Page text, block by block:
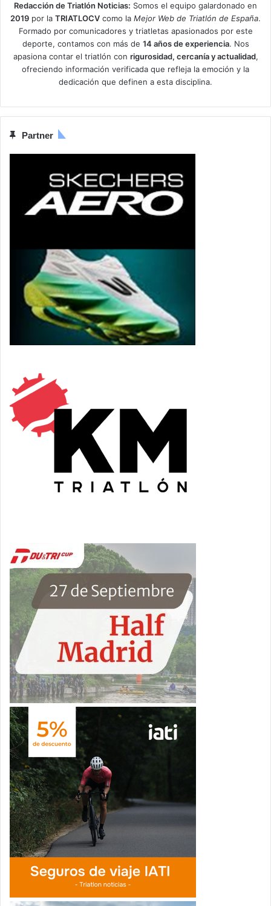
Redacción de Triatlón Noticias: Somos el equipo galardonado en
2019 por la TRIATLOCV como la Mejor Web de Triatlón de España.
Formado por comunicadores y triatletas apasionados por este
deporte, contamos con más de 14 años de experiencia. Nos
apasiona contar el triatlón con rigurosidad, cercanía y actualidad,
ofreciendo información verificada que refleja la emoción y la
dedicación que definen a esta disciplina.
Partner